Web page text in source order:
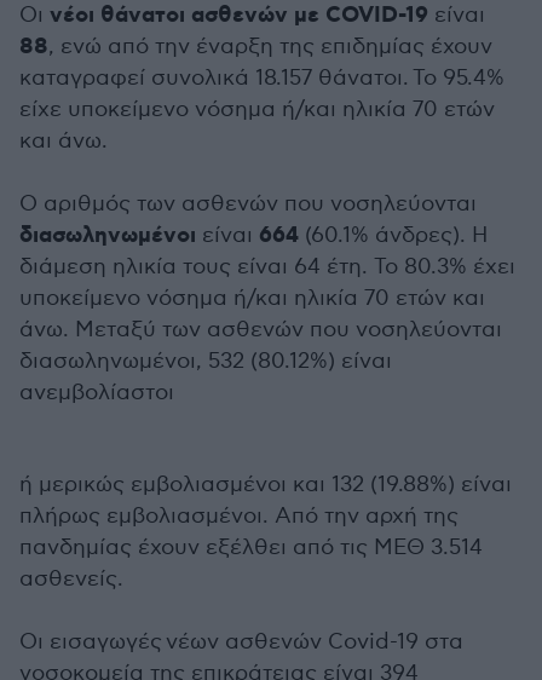
Οι νέοι θάνατοι ασθενών με COVID-19 είναι
88, ενώ από την έναρξη της επιδημίας έχουν
καταγραφεί συνολικά 18.157 θάνατοι. Το 95.4%
είχε υποκείμενο νόσημα ή/και ηλικία 70 ετών
και άνω.
Ο αριθμός των ασθενών που νοσηλεύονται
διασωληνωμένοι είναι 664 (60.1% άνδρες). Η
διάμεση ηλικία τους είναι 64 έτη. To 80.3% έχει
υποκείμενο νόσημα ή/και ηλικία 70 ετών και
άνω. Μεταξύ των ασθενών που νοσηλεύονται
διασωληνωμένοι, 532 (80.12%) είναι
ανεμβολίαστοι
ή μερικώς εμβολιασμένοι και 132 (19.88%) είναι
πλήρως εμβολιασμένοι. Από την αρχή της
πανδημίας έχουν εξέλθει από τις ΜΕΘ 3.514
ασθενείς.
Οι εισαγωγές νέων ασθενών Covid-19 στα
νοσοκομεία της επικράτειας είναι 394